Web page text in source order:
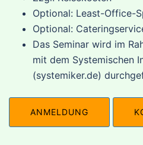
Optional: Least-Office-
Optional:
Das Seminar wird im
mit dem Systemischen
(systemiker.de)
ANMELDUNG